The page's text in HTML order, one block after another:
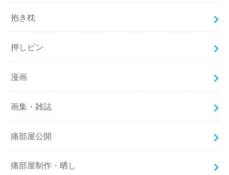
抱き枕
押しピン
漫画
画集・雑誌
痛部屋公開
痛部屋制作・晒し